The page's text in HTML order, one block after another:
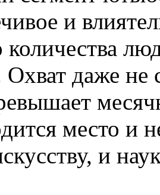
и
количества
Охват даже
место и
и